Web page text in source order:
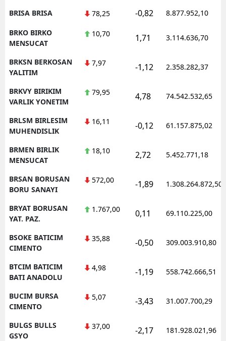
BRISA BRISA 78,25 -0,82 8.877.952,10
BRKO BIRKO
MENSUCAT
10,70 1,71 3.114.636,70
BRKSN BERKOSAN
YALITIM
7,97 -1,12 2.358.282,37
BRKVY BIRIKIM
VARLIK YONETIM
79,95 4,78 74.542.532,65
BRLSM BIRLESIM
MUHENDISLIK
16,11 -0,12 61.157.875,02
BRMEN BIRLIK
MENSUCAT
18,10 2,72 5.452.771,18
BRSAN BORUSAN
BORU SANAYI
572,00 -1,89 1.308.264.872,50
BRYAT BORUSAN
YAT. PAZ.
1.767,00 0,11 69.110.225,00
BSOKE BATICIM
CIMENTO
35,88 -0,50 309.003.910,80
BTCIM BATICIM
BATI ANADOLU
4,98 -1,19 558.742.666,51
BUCIM BURSA
CIMENTO
5,07 -3,43 31.007.700,29
BULGS BULLS
GSYO
37,00 -2,17 181.928.021,96